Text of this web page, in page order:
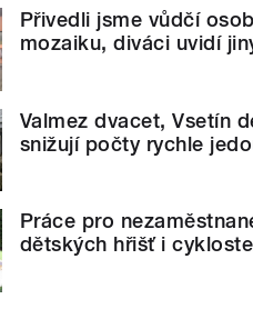
Přivedli jsme vůdčí
mozaiku, diváci uvidí
Valmez dvacet, Vsetín
snižují počty rychle
Práce pro
dětských hřišť i